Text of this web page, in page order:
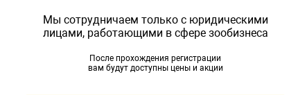
Мы сотрудничаем только с юридическими
лицами, работающими в сфере зообизнеса
После прохождения регистрации
вам будут доступны цены и акции